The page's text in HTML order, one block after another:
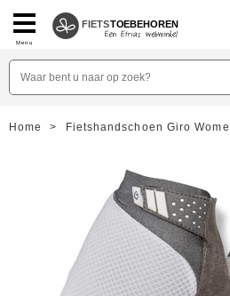
Menu
FIETSTOEBEHOREN
Home > Fietshandschoen Giro